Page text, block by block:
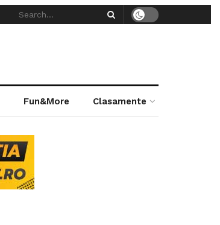
Fun&More Clasamente